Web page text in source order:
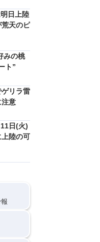
リ
m/s
0ミリ
2
日上陸
天のピ
みの桃
ト”
リラ雷
意
日(火)
陸の可